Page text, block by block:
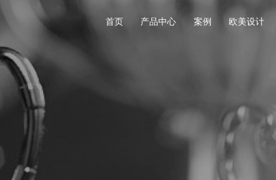
首页 产品中心 案例 欧美设计